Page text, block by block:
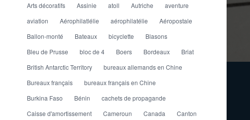
Arts décoratifs
Assinie atoll Autriche
aventure
aviation
Aérophilatlélie aérophilatélie
Aéropostale
Ballon-monté
Bateaux bicyclette
Blasons
Bleu de Prusse
bloc de 4 Boers Bordeaux
Briat
British Antarctic Territory
bureaux allemands en Chine
Bureaux français
bureaux français en Chine
Burkina Faso
Bénin
cachets de propagande
Caisse d'amortissement
Cameroun Canada
Canton